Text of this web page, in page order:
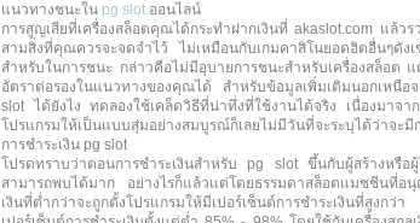
แนวทางชนะใน pg slot ออนไลน์
การสูญเสียที่เครื่องสล็อตคุณได้กระทำฝากเงินที่ akaslot.com แล้ว
สามสิ่งที่คุณควรจะจดจำไว้ ไม่เหมือนกับเกมคาสิโนยอดฮิตอื่นๆดัง
สำหรับในการชนะ กล่าวคือไม่มีอุบายการชนะสำหรับเครื่องสล็อต
อัตราต่อรองในแนวทางของคุณได้ สำหรับข้อมูลเพิ่มเติมนอกเหนือ
slot ได้ยังไง ทดลองใช้เคล็ดวิธีที่น่าทึ่งที่ใช้งานได้จริง เนื่องมาจา
โปรแกรมให้เป็นแบบสุ่มอย่างสมบูรณ์ก็เลยไม่มีวันที่จะระบุได้ว่าจะมีก
การชำระเงิน pg slot
โปรดทราบว่าตอนการชำระเงินสำหรับ pg slot ขึ้นกับผู้สร้างหรือ
สามารถพบได้มาก อย่างไรก็แล้วแต่โดยธรรมดาสล็อตแมชชีนที่อ
เงินที่ต่ำกว่าจะถูกตั้งโปรแกรมให้มีเปอร์เซ็นต์การชำระเงินที่สู